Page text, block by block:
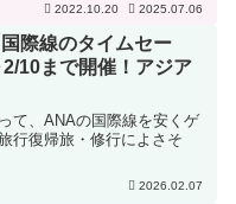
2022.10.20 2025.07.06
国際線のタイムセー
10まで開催！アジア
て、ANAの国際線を安くゲ
行復帰旅・修行によさそ
2026.02.07